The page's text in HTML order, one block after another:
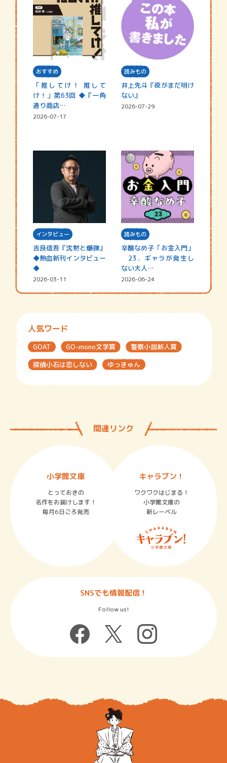
おすすめ
「推してけ！ 推して
け！」第63回 ◆『一角
通り商店…
2026-07-17
読みもの
井上先斗『夜がまだ明け
ない』
2026-07-29
インタビュー
吉良信吾『沈黙と爆弾』
◆熱血新刊インタビュー
◆
2026-03-11
読みもの
辛酸なめ子「お金入門」
23．ギャラが発生し
ない大人…
2026-06-24
人気ワード
GOAT GO-mono文学賞
警察小説新人賞
探偵小石は恋しない
ゆっきゅん
関連リンク
小学館文庫
とっておきの
名作をお届けします！
毎月6日ごろ発売
キャラブン！
ワクワクはじまる！
小学館文庫の
新レーベル
SNSでも情報配信！
Follow us!